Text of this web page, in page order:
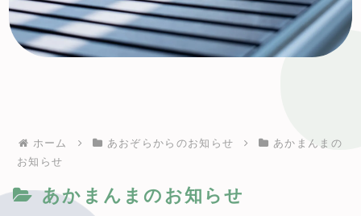
ホーム あおぞらからのお知らせ
あかまんまの
お知らせ
あかまんまのお知らせ